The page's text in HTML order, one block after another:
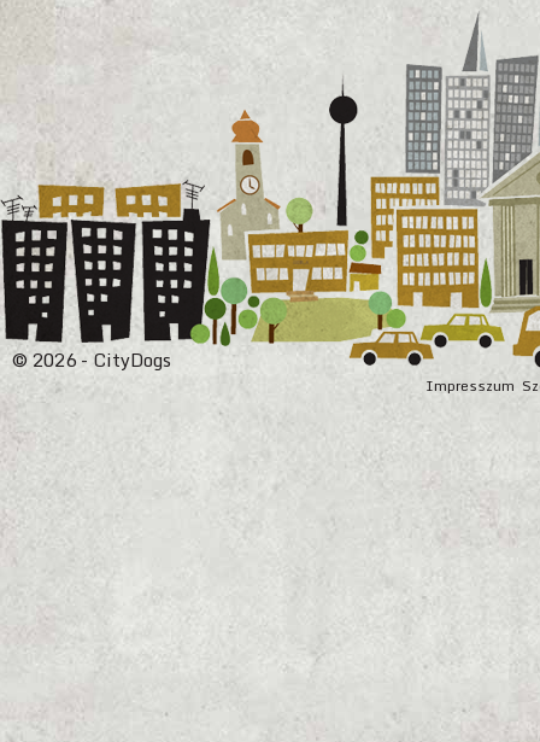
Impresszum
© 2026 - CityDogs